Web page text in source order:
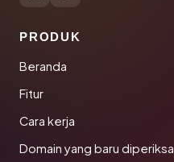
PRODUK
Beranda
Fitur
Cara kerja
Domain yang baru diperiksa